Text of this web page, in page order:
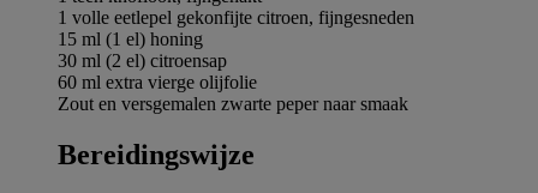
1 volle eetlepel gekonfijte citroen, fijngesneden
15 ml (1 el) honing
30 ml (2 el) citroensap
60 ml extra vierge olijfolie
Zout en versgemalen zwarte peper naar smaak
Bereidingswijze